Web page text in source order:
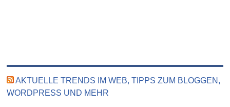
AKTUELLE TRENDS IM WEB, TIPPS ZUM BLOGGEN,
WORDPRESS UND MEHR